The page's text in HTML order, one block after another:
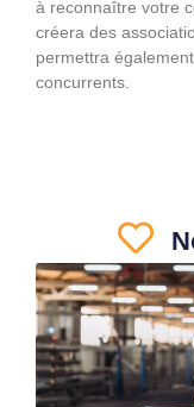
à reconnaître votre
créera des
permettra
concurrents.